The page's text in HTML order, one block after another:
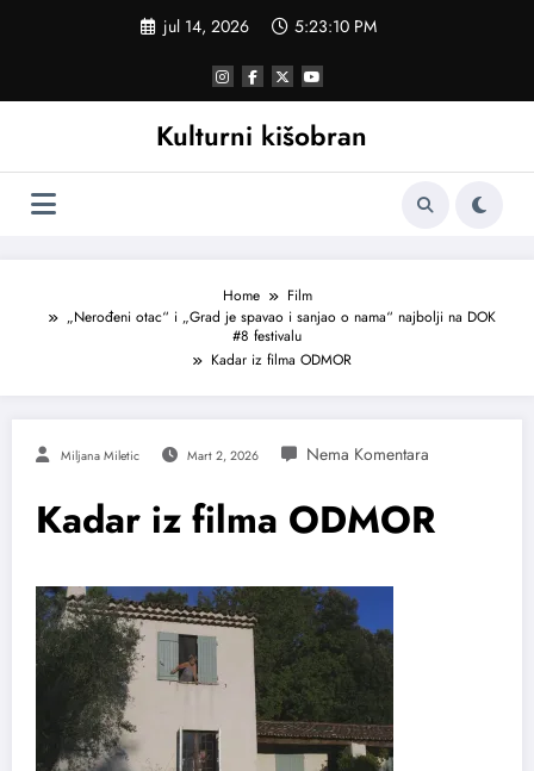
jul 14, 2026 5:23:11 PM
Kulturni kišobran
Home
Film
„Nerođeni otac“ i „Grad je spavao i sanjao o nama“ najbolji na DOK
#8 festivalu
Kadar iz filma ODMOR
Miljana Miletic Mart 2, 2026
Kadar iz filma ODMOR